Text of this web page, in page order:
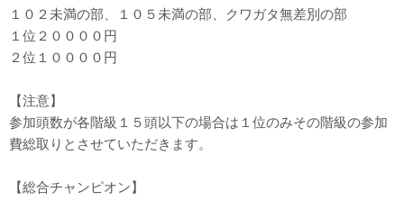
１０２未満の部、１０５未満の部、クワガタ無差別の部
１位２００００円
２位１００００円
【注意】
参加頭数が各階級１５頭以下の場合は１位のみその階級の参加
費総取りとさせていただきます。
【総合チャンピオン】